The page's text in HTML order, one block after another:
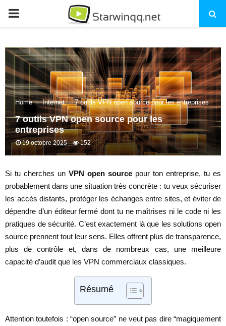
PRIMARY
Home Internet 7 outils VPN open source pour les entreprises
7 outils VPN open source pour les
entreprises
19 octobre 2025 152
Si tu cherches un VPN open source pour ton entreprise, tu es
probablement dans une situation très concrète : tu veux sécuriser
les accès distants, protéger les échanges entre sites, et éviter de
dépendre d’un éditeur fermé dont tu ne maîtrises ni le code ni les
pratiques de sécurité. C’est exactement là que les solutions open
source prennent tout leur sens. Elles offrent plus de transparence,
plus de contrôle et, dans de nombreux cas, une meilleure
capacité d’audit que les VPN commerciaux classiques.
Résumé
Attention toutefois : “open source” ne veut pas dire “magiquement